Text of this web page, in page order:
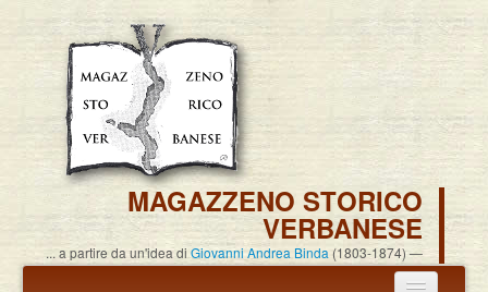
MAGAZZENO STORICO
VERBANESE
... a partire da un'idea di Giovanni Andrea Binda (1803-1874)